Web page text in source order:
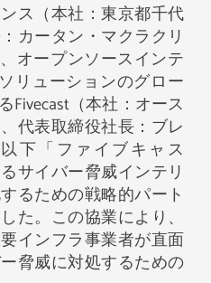
ス（本社：東京都千代
カータン・マクラクリ
オープンソースインテ
リューションのグロー
Fivecast（本社：オース
代表取締役社長：ブレ
下「ファイブキャス
サイバー脅威インテリ
るための戦略的パート
た。この協業により、
インフラ事業者が直面
脅威に対処するための